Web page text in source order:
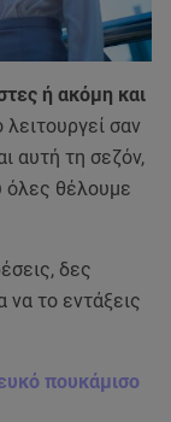
ή ακόμη και
σαν
αυτή τη σεζόν,
όλες θέλουμε
δες
να το εντάξεις
πουκάμισο